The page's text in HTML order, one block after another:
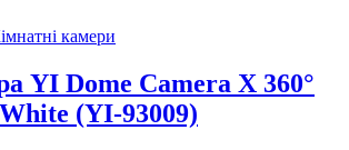
камери
YI Dome Camera X 360°
(YI-93009)